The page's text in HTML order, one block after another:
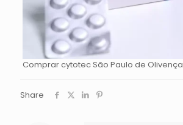
Comprar cytotec São Paulo de Olivença
Share